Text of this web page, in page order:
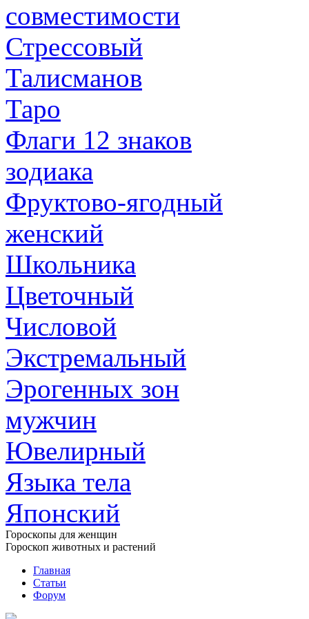
совместимости
Стрессовый
Талисманов
Таро
Флаги 12 знаков
зодиака
Фруктово-ягодный
женский
Школьника
Цветочный
Числовой
Экстремальный
Эрогенных зон
мужчин
Ювелирный
Языка тела
Японский
Гороскопы для женщин
Гороскоп животных и растений
Главная
Статьи
Форум